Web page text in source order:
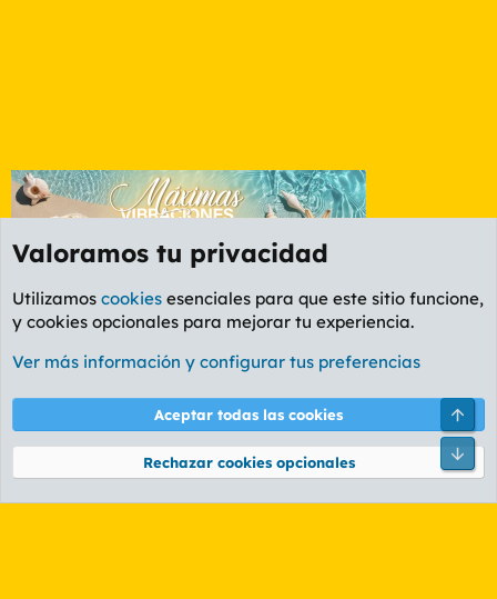
Foro General
Cookies
PL OLDSTYLE AMARILLO
Términos y reglas Política de privacidad Ayuda
Community platform by XenForo® © 2010-2026 XenForo Ltd.
Valoramos tu privacidad
Utilizamos cookies esenciales para que este sitio funcione,
y cookies opcionales para mejorar tu experiencia.
Ver más información y configurar tus preferencias
Aceptar todas las cookies
Rechazar cookies opcionales
Pie